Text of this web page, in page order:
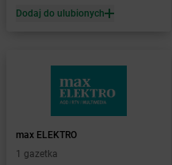
Żabka Białogóra
Biały Dunajec
Białystok
Bibice
Żabka Biecz
Dodaj do ulubionych
max ELEKTRO
1 gazetka